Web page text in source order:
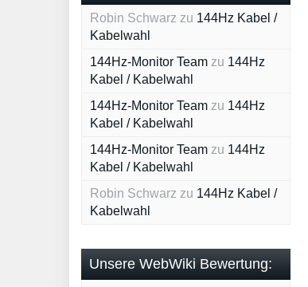
Robin Schwarz zu 144Hz Kabel /
Kabelwahl
144Hz-Monitor Team zu 144Hz
Kabel / Kabelwahl
144Hz-Monitor Team zu 144Hz
Kabel / Kabelwahl
144Hz-Monitor Team zu 144Hz
Kabel / Kabelwahl
Robin Schwarz zu 144Hz Kabel /
Kabelwahl
Unsere WebWiki Bewertung: